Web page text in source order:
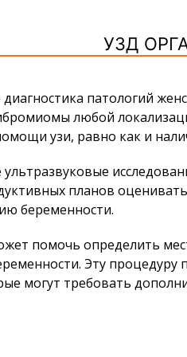
УЗД
диагностика патологий
любой
узи, равно как и
ультразвуковые
планов
беременности.
помочь определить
Эту
могут требовать